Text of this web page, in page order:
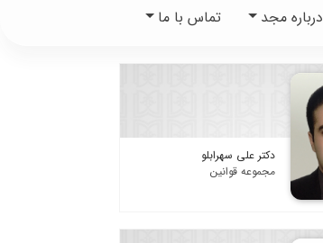
درباره مجد تماس با ما
دکتر علی سهرابلو
مجموعه قوانین